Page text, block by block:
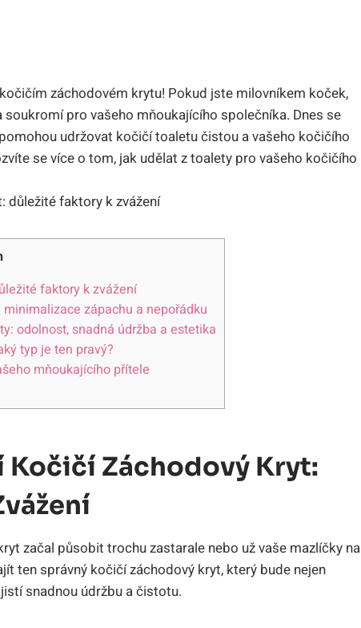
záchodovém krytu! Pokud jste milovníkem koček,
pro vašeho mňoukajícího společníka. Dnes se
udržovat kočičí toaletu čistou a vašeho kočičího
se více o tom, jak udělat z toalety pro vašeho kočičího
faktory k zvážení
zápachu a nepořádku
odolnost, snadná údržba a estetika
typ je ten pravý?
mňoukajícího přítele
Záchodový Kryt:
začal působit trochu zastarale nebo už vaše mazlíčky na
ten správný kočičí záchodový kryt, který bude nejen
snadnou údržbu a čistotu.